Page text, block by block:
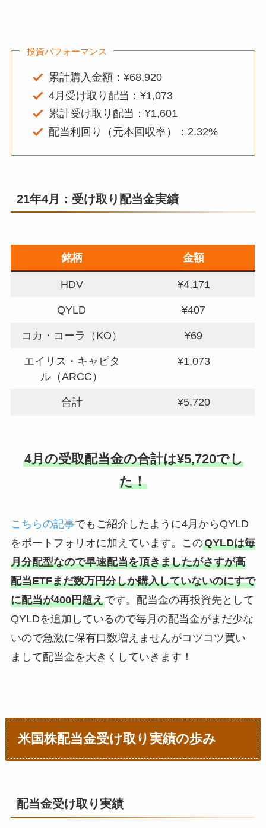
投資パフォーマンス
累計購入金額：¥68,920
4月受け取り配当：¥1,073
累計受け取り配当：¥1,601
配当利回り（元本回収率）：2.32%
21年4月：受け取り配当金実績
銘柄 金額
HDV ¥4,171
QYLD ¥407
コカ・コーラ（KO） ¥69
エイリス・キャピタ
ル（ARCC）
¥1,073
合計 ¥5,720
4月の受取配当金の合計は¥5,720でし
た！
こちらの記事でもご紹介したように4月からQYLD
をポートフォリオに加えています。このQYLDは毎
月分配型なので早速配当を頂きましたがさすが高
配当ETFまだ数万円分しか購入していないのにすで
に配当が400円超えです。配当金の再投資先として
QYLDを追加しているので毎月の配当金がまだ少な
いので急激に保有口数増えませんがコツコツ買い
まして配当金を大きくしていきます！
米国株配当金受け取り実績の歩み
配当金受け取り実績